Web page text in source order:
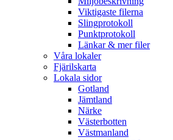
Viktigaste filerna
Slingprotokoll
Punktprotokoll
Länkar & mer filer
Våra lokaler
Fjärilskarta
Lokala sidor
Gotland
Jämtland
Närke
Västerbotten
Västmanland